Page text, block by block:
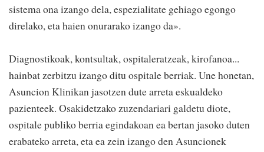
sistema ona izango dela, espezialitate gehiago egongo
direlako, eta haien onurarako izango da».
Diagnostikoak, kontsultak, ospitaleratzeak, kirofanoa...
hainbat zerbitzu izango ditu ospitale berriak. Une honetan,
Asuncion Klinikan jasotzen dute arreta eskualdeko
pazienteek. Osakidetzako zuzendariari galdetu diote,
ospitale publiko berria egindakoan ea bertan jasoko duten
erabateko arreta, eta ea zein izango den Asuncionek